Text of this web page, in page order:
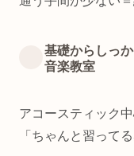
基礎からしっ
音楽教室
アコースティック
「ちゃんと習って